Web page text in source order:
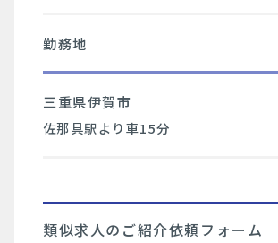
勤務地
三重県伊賀市
佐那具駅より車15分
類似求人のご紹介依頼フォーム